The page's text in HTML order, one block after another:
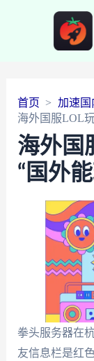
首页
加速国
海外国服LOL
海外国
“国外
拳头服务器在
友信息栏是红